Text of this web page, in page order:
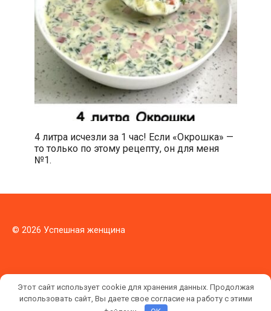
4 литра исчезли за 1 час! Если «Окрошка» —
то только по этому рецепту, он для меня
№1.
© 2026 Успешная женщина
Этот сайт использует cookie для хранения данных. Продолжая
использовать сайт, Вы даете свое согласие на работу с этими